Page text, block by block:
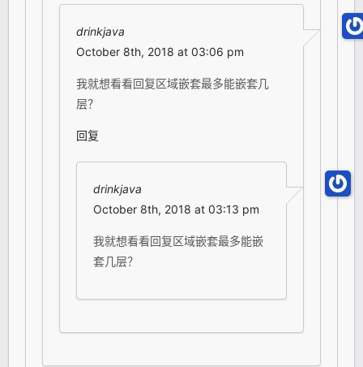
drinkjava
October 8th, 2018 at 03:06 pm
我就想看看回复区域嵌套最多能嵌套几
层？
回复
drinkjava
October 8th, 2018 at 03:13 pm
我就想看看回复区域嵌套最多能嵌
套几层？